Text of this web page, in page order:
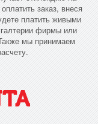
заказ, внеся
платить живыми
фирмы или
мы принимаем